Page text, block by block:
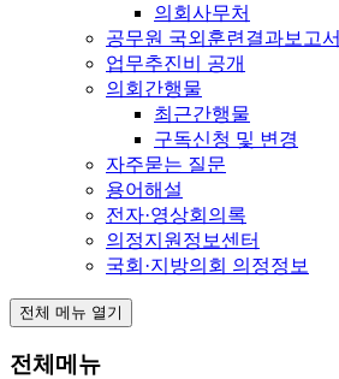
의회사무처
공무원 국외훈련결과보고서
업무추진비 공개
의회간행물
최근간행물
구독신청 및 변경
자주묻는 질문
용어해설
전자·영상회의록
의정지원정보센터
국회·지방의회 의정정보
전체 메뉴 열기
전체메뉴